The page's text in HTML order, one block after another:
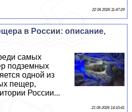
22 06 2026 11:47:29
в России: описание,
самых
подземных
одной из
пещер,
России...
21 06 2026 14:10:41